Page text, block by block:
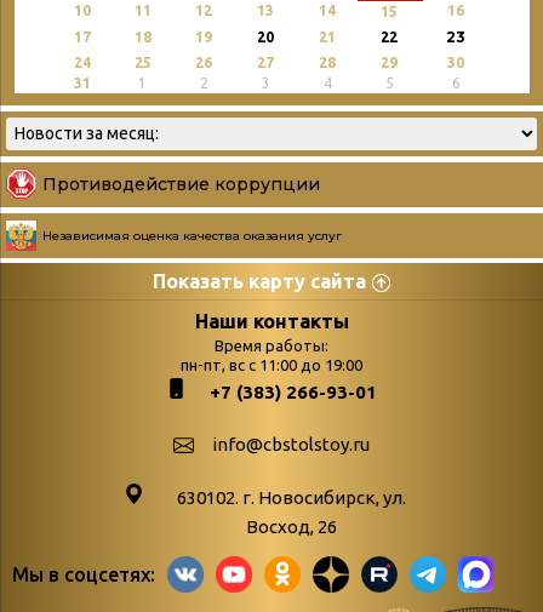
10
11 12 13 14 15
16
17
18 19 20 21 22 23
24 25 26 27 28 29
30
31
1 2 3 4 5 6
Противодействие коррупции
Независимая оценка качества оказания услуг
Показать карту сайта
Страницы
podvedenie-itogov-festivalya-
paskhalnaya-palitra
Библионочь – как ярмарка точь-в-
поступлений
Война. Народ.
живые»
Наши контакты
Время работы:
пн-пт, вс с 11:00 до 19:00
+7 (383) 266-93-01
info@cbstolstoy.ru
630102. г. Новосибирск, ул.
Восход, 26
Мы в соцсетях: